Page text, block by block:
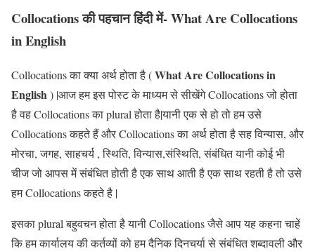
Collocations की पहचान हिंदी में- What Are Collocations
in English
Collocations का क्या अर्थ होता है (What Are Collocations in
English) |आज हम इस पोस्ट के माध्यम से सीखेंगे Collocations जो होता
है वह Collocations का plural होता है|यानी एक से हो तो हम उसे
Collocations कहते हैं और Collocations का अर्थ होता है सह विन्यास, और
मोरचा, जगह, साहचर्य , स्थिति, विन्यास,संस्थिति, संबंधित यानी कोई भी
चीज जो आपस में संबंधित होती है एक साथ आती है एक साथ रहती है तो उसे
हम Collocations कहते है |
इसका plural बहुवचन होता है यानी Collocations जैसे आप यह कहना चाहें
कि हम कार्यालय की कर्तव्यों को हम दैनिक दिनचर्या से संबंधित शब्दावली और